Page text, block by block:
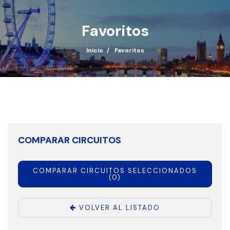
Favoritos
Inicio Favoritos
COMPARAR CIRCUITOS
COMPARAR CIRCUITOS SELECCIONADOS
(0)
VOLVER AL LISTADO